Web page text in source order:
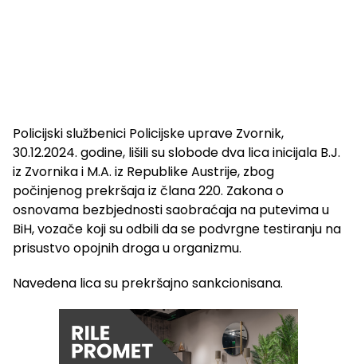
Policijski službenici Policijske uprave Zvornik,
30.12.2024. godine, lišili su slobode dva lica inicijala B.J.
iz Zvornika i M.A. iz Republike Austrije, zbog
počinjenog prekršaja iz člana 220. Zakona o
osnovama bezbjednosti saobraćaja na putevima u
BiH, vozače koji su odbili da se podvrgne testiranju na
prisustvo opojnih droga u organizmu.
Navedena lica su prekršajno sankcionisana.